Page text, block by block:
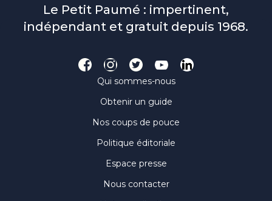
Le Petit Paumé : impertinent,
indépendant et gratuit depuis 1968.
Qui sommes-nous
Obtenir un guide
Nos coups de pouce
Politique éditoriale
Espace presse
Nous contacter